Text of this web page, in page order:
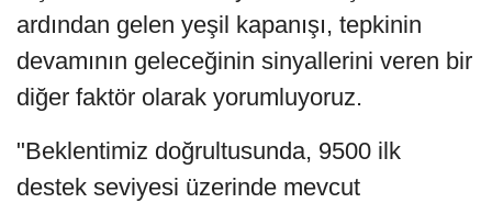
ardından gelen yeşil kapanışı, tepkinin
devamının geleceğinin sinyallerini veren bir
diğer faktör olarak yorumluyoruz.
"Beklentimiz doğrultusunda, 9500 ilk
destek seviyesi üzerinde mevcut